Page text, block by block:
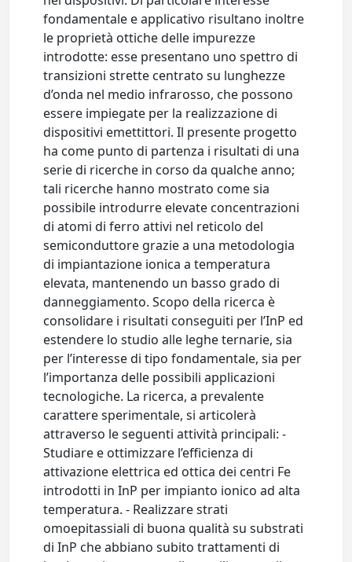
fondamentale e applicativo risultano inoltre
le proprietà ottiche delle impurezze
introdotte: esse presentano uno spettro di
transizioni strette centrato su lunghezze
d’onda nel medio infrarosso, che possono
essere impiegate per la realizzazione di
dispositivi emettittori. Il presente progetto
ha come punto di partenza i risultati di una
serie di ricerche in corso da qualche anno;
tali ricerche hanno mostrato come sia
possibile introdurre elevate concentrazioni
di atomi di ferro attivi nel reticolo del
semiconduttore grazie a una metodologia
di impiantazione ionica a temperatura
elevata, mantenendo un basso grado di
danneggiamento. Scopo della ricerca è
consolidare i risultati conseguiti per l’InP ed
estendere lo studio alle leghe ternarie, sia
per l’interesse di tipo fondamentale, sia per
l’importanza delle possibili applicazioni
tecnologiche. La ricerca, a prevalente
carattere sperimentale, si articolerà
attraverso le seguenti attività principali: -
Studiare e ottimizzare l’efficienza di
attivazione elettrica ed ottica dei centri Fe
introdotti in InP per impianto ionico ad alta
temperatura. - Realizzare strati
omoepitassiali di buona qualità su substrati
di InP che abbiano subito trattamenti di